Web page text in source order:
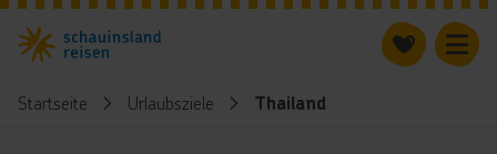
Startseite Urlaubsziele Thailand